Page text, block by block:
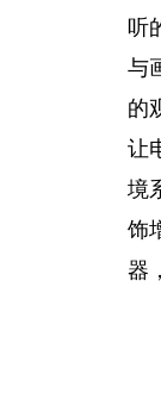
听
与
的
让
境
饰
器